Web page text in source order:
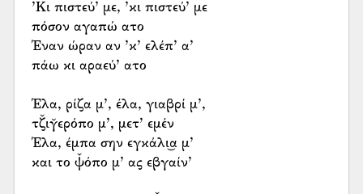
’Κι πιστεύ’ με, ’κι πιστεύ’ με
πόσον αγαπώ ατο
Έναν ώραν αν ’κ’ ελέπ’ α’
πάω κι αραεύ’ ατο
Έλα, ρίζα μ’, έλα, γιαβρί μ’,
τζ̌ιγ̆ερόπο μ’, μετ’ εμέν
Έλα, έμπα σην εγκάλι͜α μ’
και το ψ̌όπο μ’ ας εβγαίν’